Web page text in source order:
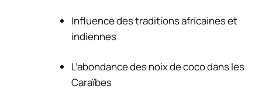
Influence des traditions africaines et
indiennes
L’abondance des noix de coco dans les
Caraïbes